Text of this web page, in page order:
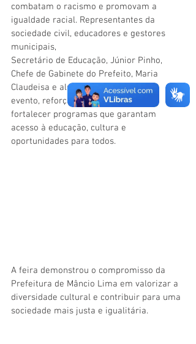
combatam o racismo e promovam a
igualdade racial. Representantes da
sociedade civil, educadores e gestores
municipais,
Secretário de Educação, Júnior Pinho,
Chefe de Gabinete do Prefeito, Maria
Claudeisa e alunos participaram do
evento, reforçando a relevância de
fortalecer programas que garantam
acesso à educação, cultura e
oportunidades para todos.
A feira demonstrou o compromisso da
Prefeitura de Mâncio Lima em valorizar a
diversidade cultural e contribuir para uma
sociedade mais justa e igualitária.